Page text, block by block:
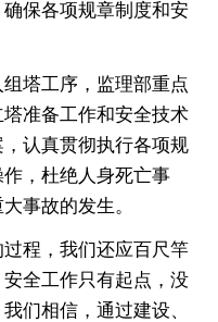
保各项规章制度和安
塔工序，监理部重点
准备工作和安全技术
认真贯彻执行各项规
，杜绝人身死亡事
事故的发生。
程，我们还应百尺竿
全工作只有起点，没
们相信，通过建设、